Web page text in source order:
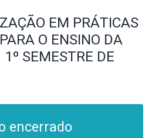
EM PRÁTICAS
O ENSINO DA
SEMESTRE DE
encerrado